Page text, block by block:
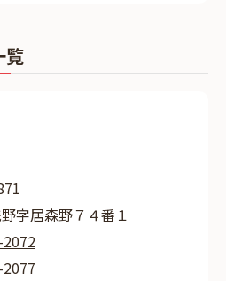
覧
字居森野７４番１